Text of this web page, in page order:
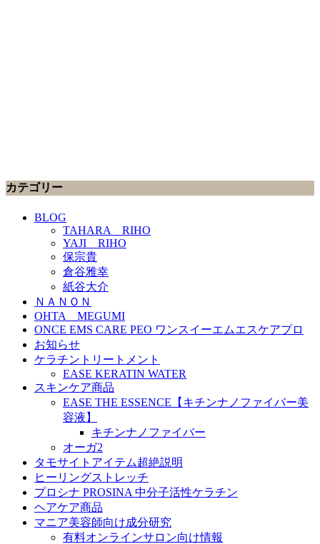
カテゴリー
BLOG
TAHARA RIHO
YAJI RIHO
保宗貴
倉谷雅幸
紙谷大介
ＮＡＮＯＮ
OHTA MEGUMI
ONCE EMS CARE PEO ワンスイーエムエスケアプロ
お知らせ
ケラチントリートメント
EASE KERATIN WATER
スキンケア商品
EASE THE ESSENCE【キチンナノファイバー美
容液】
キチンナノファイバー
オーガ2
タモサイトアイテム超絶説明
ヒーリングストレッチ
プロシナ PROSINA 中分子活性ケラチン
ヘアケア商品
マニア美容師向け成分研究
有料オンラインサロン向け情報